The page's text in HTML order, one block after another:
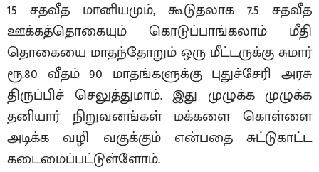
15 சதவீத மானியமும், கூடுதலாக 7.5 சதவீத
ஊக்கத்தொகையும் கொடுப்பாங்கலாம் மீதி
தொகையை மாதந்தோறும் ஒரு மீட்டருக்கு சுமார்
ரூ.80 வீதம் 90 மாதங்களுக்கு புதுச்சேரி அரசு
திருப்பிச் செலுத்துமாம். இது முழுக்க முழுக்க
தனியார் நிறுவனங்கள் மக்களை கொள்ளை
அடிக்க வழி வகுக்கும் என்பதை சுட்டுகாட்ட
கடைமைப்பட்டுள்ளோம்.